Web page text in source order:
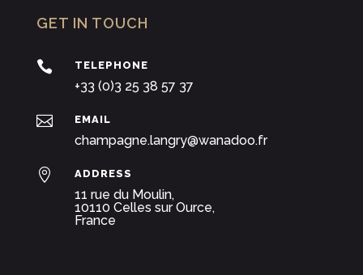
GET IN TOUCH
 TELEPHONE
+33 (0)3 25 38 57 37
 EMAIL
champagne.langry@wanadoo.fr
 ADDRESS
11 rue du Moulin,
10110 Celles sur Ource,
France